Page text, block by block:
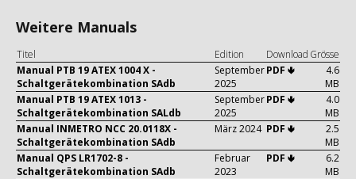
Weitere Manuals
Titel Edition Download Grösse
Manual PTB 19 ATEX 1004 X -
Schaltgerätekombination SAdb
September
2025
PDF 🢃
4.6
MB
Manual PTB 19 ATEX 1013 -
Schaltgerätekombination SALdb
September
2025
PDF 🢃
4.0
MB
Manual INMETRO NCC 20.0118X -
Schaltgerätekombination SAdb
März 2024 PDF 🢃
2.5
MB
Manual QPS LR1702-8 -
Schaltgerätekombination SAdb
Februar
2023
PDF 🢃
6.2
MB